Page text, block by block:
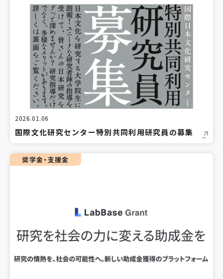
2026.01.06
国際文化研究センター特別共同利用研究員の募集
奨学金・支援金